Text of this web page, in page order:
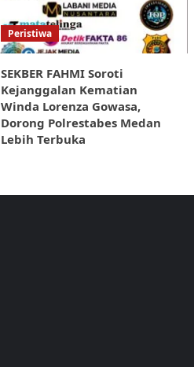
Peristiwa
SEKBER FAHMI Soroti
Kejanggalan Kematian
Winda Lorenza Gowasa,
Dorong Polrestabes Medan
Lebih Terbuka